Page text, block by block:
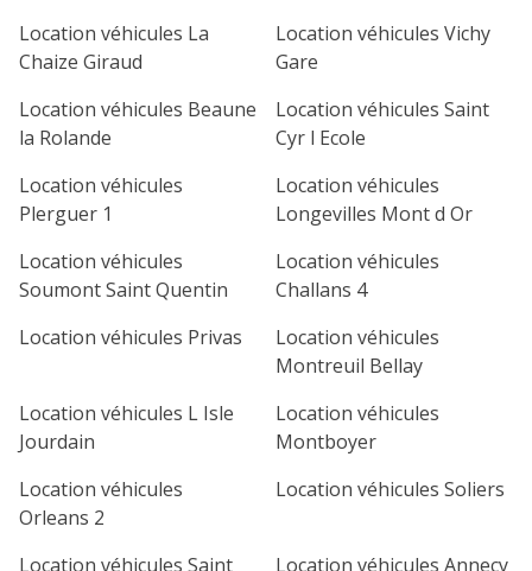
21 22 23 24 25
Location véhicules La
Chaize Giraud
Location véhicules Vichy
Gare
Location véhicules Beaune
la Rolande
Location véhicules Saint
Cyr l Ecole
Location véhicules
Plerguer 1
Location véhicules
Longevilles Mont d Or
Location véhicules
Soumont Saint Quentin
Location véhicules
Challans 4
Location véhicules Privas
Location véhicules
Montreuil Bellay
Location véhicules L Isle
Jourdain
Location véhicules
Montboyer
Location véhicules
Orleans 2
Location véhicules Soliers
Location véhicules Saint
Location véhicules Annecy